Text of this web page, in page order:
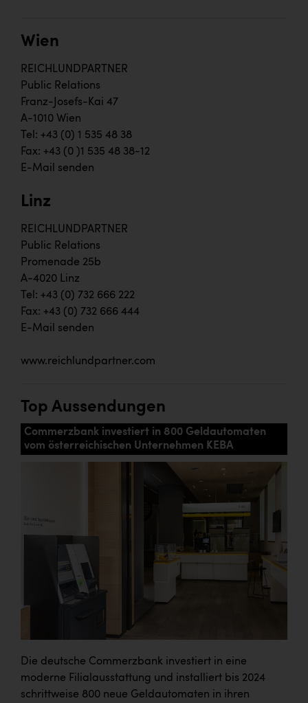
Wien
REICHLUNDPARTNER
Public Relations
Franz-Josefs-Kai 47
A-1010 Wien
Tel: +43 (0) 1 535 48 38
Fax: +43 (0 )1 535 48 38-12
E-Mail senden
Linz
REICHLUNDPARTNER
Public Relations
Promenade 25b
A-4020 Linz
Tel: +43 (0) 732 666 222
Fax: +43 (0) 732 666 444
E-Mail senden
www.reichlundpartner.com
Top Aussendungen
Commerzbank investiert in 800 Geldautomaten
vom österreichischen Unternehmen KEBA
Die deutsche Commerzbank investiert in eine
moderne Filialausstattung und installiert bis 2024
schrittweise 800 neue Geldautomaten in ihren